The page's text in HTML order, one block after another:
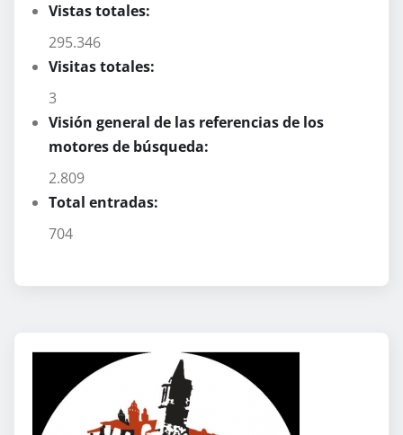
Vistas totales:
295.346
Visitas totales:
3
Visión general de las referencias de los
motores de búsqueda:
2.809
Total entradas:
704